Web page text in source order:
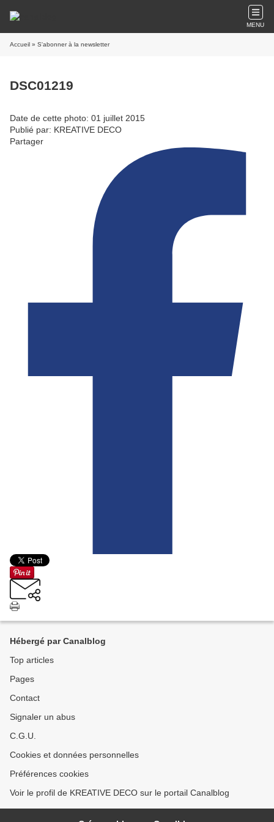
MENU
Accueil » S'abonner à la newsletter
DSC01219
Date de cette photo: 01 juillet 2015
Publié par: KREATIVE DECO
Partager
Hébergé par Canalblog
Top articles
Pages
Contact
Signaler un abus
C.G.U.
Cookies et données personnelles
Préférences cookies
Voir le profil de KREATIVE DECO sur le portail Canalblog